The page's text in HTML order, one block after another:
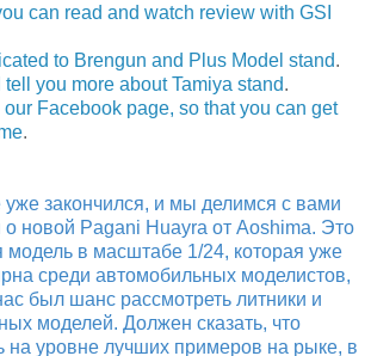
can read and watch review with GSI
to Brengun and Plus Model stand.
you more about Tamiya stand.
our Facebook page, so that you can get
.
закончился, и мы делимся с вами
о новой Pagani Huayra от Aoshima. Это
модель в масштабе 1/24, которая уже
среди автомобильных моделистов,
был шанс рассмотреть литники и
моделей. Должен сказать, что
на уровне лучших примеров на рыке, в